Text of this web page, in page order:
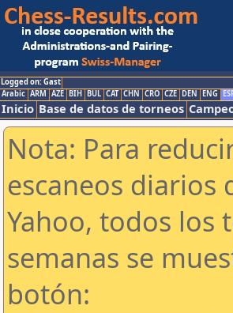
Logged on: Gast
Arabic ARM AZE BIH BUL CAT CHN CRO CZE DEN ENG
Inicio Base de datos de torneos
Nota: Para
escaneos diarios
Yahoo, todos los
semanas se
botón: